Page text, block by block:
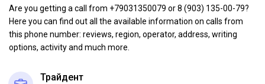
Are you getting a call from +79031350079 or 8 (903) 135-00-79?
Here you can find out all the available information on calls from
this phone number: reviews, region, operator, address, writing
options, activity and much more.
Трайдент